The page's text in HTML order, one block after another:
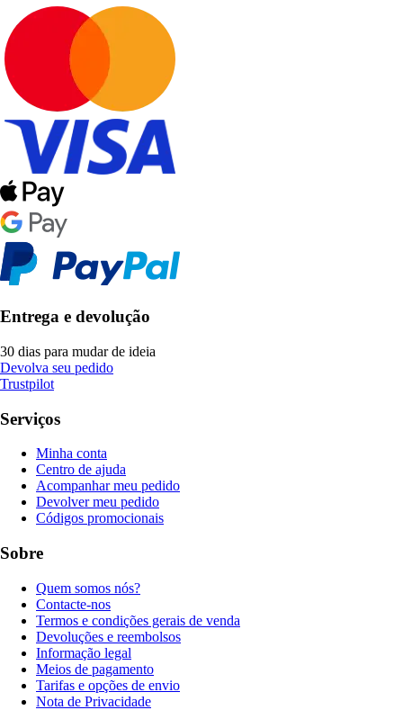
Entrega e devolução
30 dias para mudar de ideia
Devolva seu pedido
Trustpilot
Serviços
Minha conta
Centro de ajuda
Acompanhar meu pedido
Devolver meu pedido
Códigos promocionais
Sobre
Quem somos nós?
Contacte-nos
Termos e condições gerais de venda
Devoluções e reembolsos
Informação legal
Meios de pagamento
Tarifas e opções de envio
Nota de Privacidade